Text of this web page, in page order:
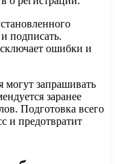
подписать.
ошибки и
могут запрашивать
заранее
Подготовка всего
и предотвратит